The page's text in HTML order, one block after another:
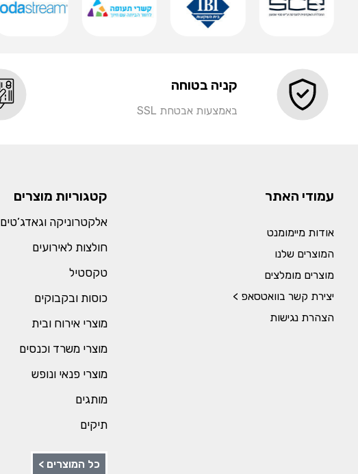
קניה בטוחה
באמצעות אבטחת SSL
עמודי האתר
אודות מיימומנט
המוצרים שלנו
מוצרים מומלצים
יצירת קשר בוואטסאפ >
הצהרת נגישות
קטגוריות מוצרים
אלקטרוניקה וגאדג’טים
חולצות לאירועים
טקסטיל
כוסות ובקבוקים
מוצרי אירוח ובית
מוצרי משרד וכנסים
מוצרי פנאי ונופש
מותגים
תיקים
כל המוצרים >